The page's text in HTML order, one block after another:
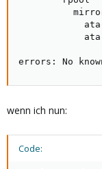
errors: No
wenn ich nun:
Code: